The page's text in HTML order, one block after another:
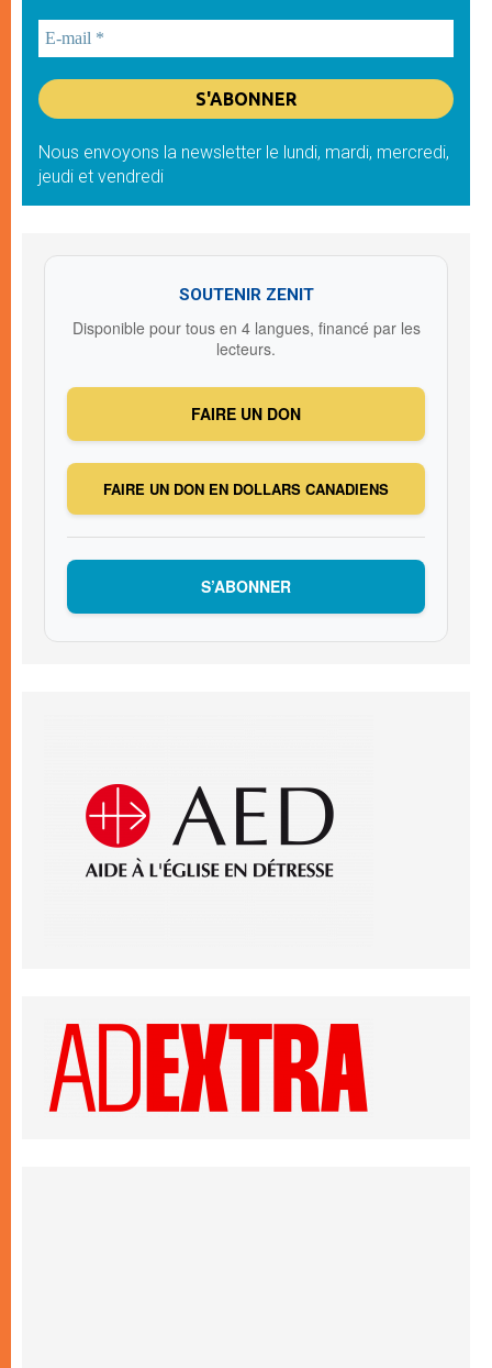
Nous envoyons la newsletter le lundi, mardi, mercredi,
jeudi et vendredi
SOUTENIR ZENIT
Disponible pour tous en 4 langues, financé par les
lecteurs.
FAIRE UN DON
FAIRE UN DON EN DOLLARS CANADIENS
S’ABONNER